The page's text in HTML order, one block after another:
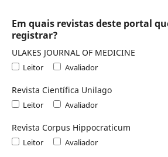
Em quais revistas deste portal
registrar?
ULAKES JOURNAL OF MEDICINE
Leitor Avaliador
Revista Científica Unilago
Leitor Avaliador
Revista Corpus Hippocraticum
Leitor Avaliador